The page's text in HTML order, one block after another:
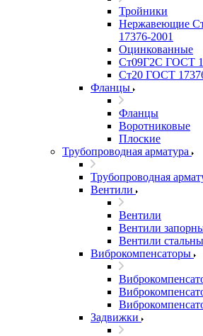
Тройники
Нержавеющие
17376-2001
Оцинкованные
Ст09Г2С ГОСТ
Ст20 ГОСТ
Фланцы
Фланцы
Воротниковые
Плоские
Трубопроводная арматура
Трубопроводная
Вентили
Вентили
Вентили
Вентили
Виброкомпенсаторы
Задвижки